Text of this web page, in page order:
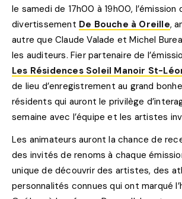
le samedi de 17h00 à 19h00, l’émission
divertissement De Bouche à Oreille,
autre que Claude Valade et Michel
les auditeurs. Fier partenaire de
Les Résidences Soleil Manoir St-
de lieu d’enregistrement au grand
résidents qui auront le privilège
semaine avec l’équipe et les artistes
Les animateurs auront la chance de
des invités de renoms à chaque
unique de découvrir des artistes, des
personnalités connues qui ont marqué